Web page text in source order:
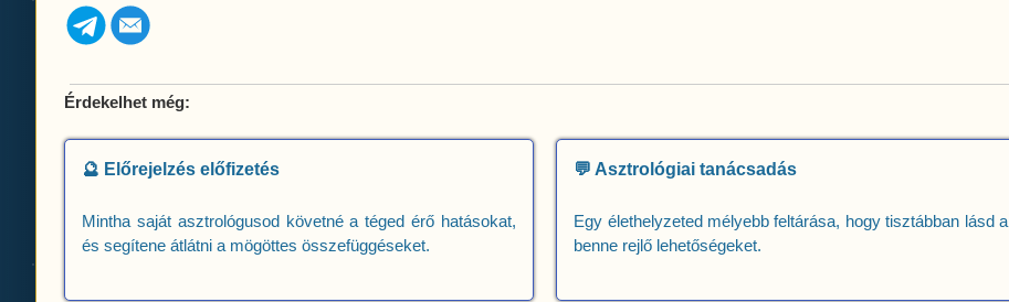
Érdekelhet még:
🔮 Előrejelzés előfizetés
Mintha saját asztrológusod követné a téged érő hatásokat,
és segítene átlátni a mögöttes összefüggéseket.
💬 Asztrológiai tanácsadás
Egy élethelyzeted mélyebb feltárása, hogy tisztábban lásd a
benne rejlő lehetőségeket.